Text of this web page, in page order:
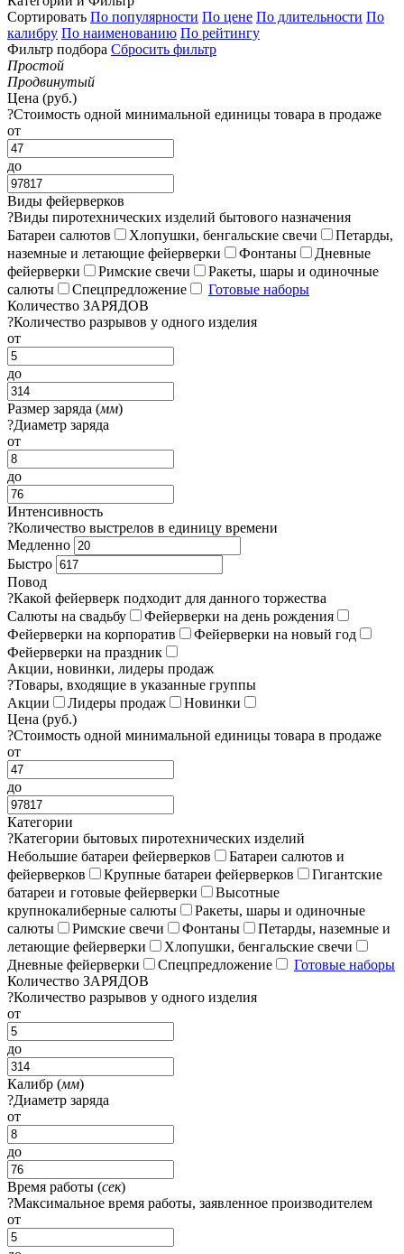
Сортировать По популярности По цене По длительности По
калибру По наименованию По рейтингу
Фильтр подбора Сбросить фильтр
Простой
Продвинутый
Цена (руб.)
?Стоимость одной минимальной единицы товара в продаже
от
до
Виды фейерверков
?Виды пиротехнических изделий бытового назначения
Батареи салютов
Хлопушки, бенгальские свечи
Петарды,
наземные и летающие фейерверки
Фонтаны
Дневные
фейерверки
Римские свечи
Ракеты, шары и одиночные
салюты
Спецпредложение
Готовые наборы
Количество ЗАРЯДОВ
?Количество разрывов у одного изделия
от
до
Размер заряда (мм)
?Диаметр заряда
от
до
Интенсивность
?Количество выстрелов в единицу времени
Медленно
Быстро
Повод
?Какой фейерверк подходит для данного торжества
Салюты на свадьбу
Фейерверки на день рождения
Фейерверки на корпоратив
Фейерверки на новый год
Фейерверки на праздник
Акции, новинки, лидеры продаж
?Товары, входящие в указанные группы
Акции
Лидеры продаж
Новинки
Цена (руб.)
?Стоимость одной минимальной единицы товара в продаже
от
до
Категории
?Категории бытовых пиротехнических изделий
Небольшие батареи фейерверков
Батареи салютов и
фейерверков
Крупные батареи фейерверков
Гигантские
батареи и готовые фейерверки
Высотные
крупнокалиберные салюты
Ракеты, шары и одиночные
салюты
Римские свечи Фонтаны
Петарды, наземные и
летающие фейерверки
Хлопушки, бенгальские свечи
Дневные фейерверки
Спецпредложение
Готовые наборы
Количество ЗАРЯДОВ
?Количество разрывов у одного изделия
от
до
Калибр (мм)
?Диаметр заряда
от
до
Время работы (сек)
?Максимальное время работы, заявленное производителем
от